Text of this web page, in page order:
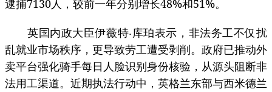
逮捕7130人，较前一年分别增长48%和51%。
英国内政大臣伊薇特‧库珀表示，非法务工不仅扰
乱就业市场秩序，更导致劳工遭受剥削。政府已推动外
卖平台强化骑手每日人脸识别身份核验，从源头阻断非
法用工渠道。近期执法行动中，英格兰东部与西米德兰